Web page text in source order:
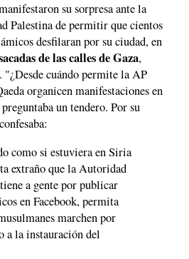
su sorpresa ante la
Palestina de permitir que cientos
desfilaran por su ciudad, en
de las calles de Gaza,
. "¿Desde cuándo permite la AP
organicen manifestaciones en
un tendero. Por su
como si estuviera en Siria
extraño que la Autoridad
a gente por publicar
en Facebook, permita
marchen por
a la instauración del